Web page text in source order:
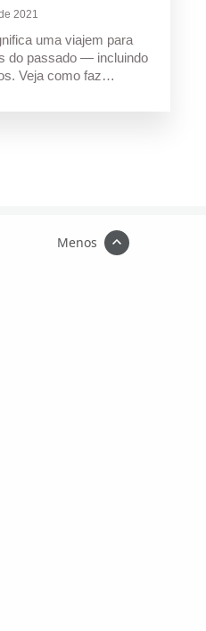
2021
uma viajem para
do passado — incluindo
Veja como faz…